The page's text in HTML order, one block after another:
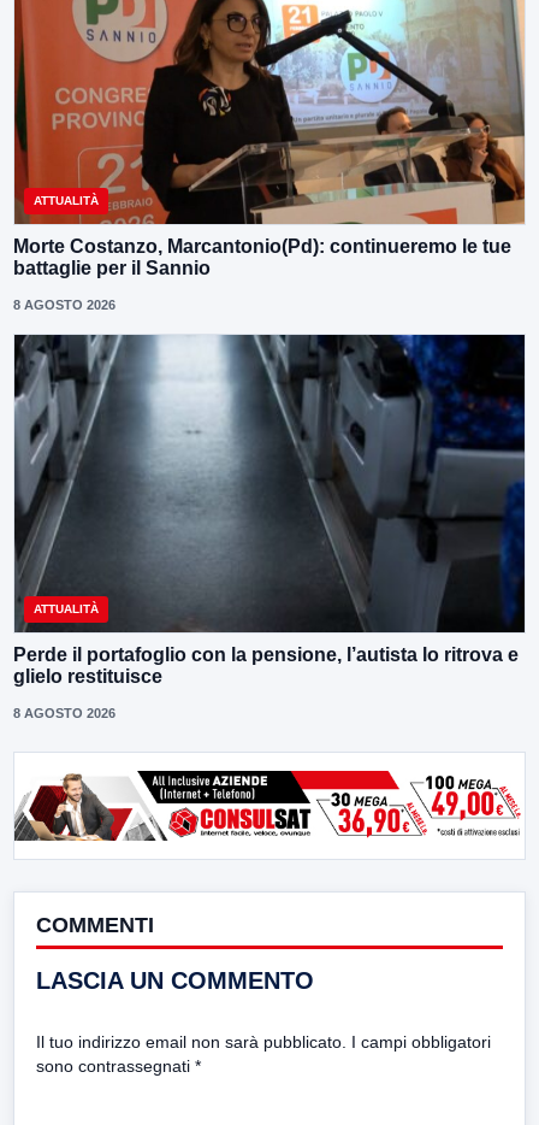
ATTUALITÀ
Morte Costanzo, Marcantonio(Pd): continueremo le tue
battaglie per il Sannio
8 AGOSTO 2026
ATTUALITÀ
Perde il portafoglio con la pensione, l’autista lo ritrova e
glielo restituisce
8 AGOSTO 2026
COMMENTI
LASCIA UN COMMENTO
Il tuo indirizzo email non sarà pubblicato. I campi obbligatori
sono contrassegnati *